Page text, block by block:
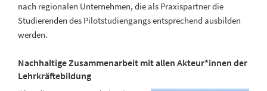
nach regionalen Unternehmen, die als Praxispartner die
Studierenden des Pilotstudiengangs entsprechend ausbilden
werden.
Nachhaltige Zusammenarbeit mit allen Akteur*innen der
Lehrkräftebildung